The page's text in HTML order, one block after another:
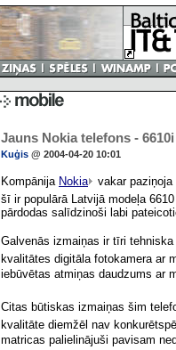
Jauns Nokia telefons - 6610i
Kuģis @ 2004-04-20 10:01
Kompānija Nokia
vakar paziņoja
šī ir populārā Latvijā modeļa
pārdodas salīdzinoši labi
Galvenās izmaiņas ir tīri tehniska
kvalitātes digitāla fotokamera ar
iebūvētas atmiņas daudzums ar
Citas būtiskas izmaiņas šim
kvalitāte diemžēl nav
matricas palielinājuši pavisam